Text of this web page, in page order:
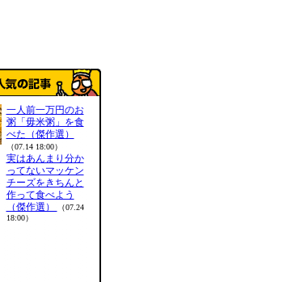
一人前一万円のお
粥「毋米粥」を食
べた（傑作選）
（07.14 18:00）
実はあんまり分か
ってないマッケン
チーズをきちんと
作って食べよう
（傑作選）
（07.24
18:00）